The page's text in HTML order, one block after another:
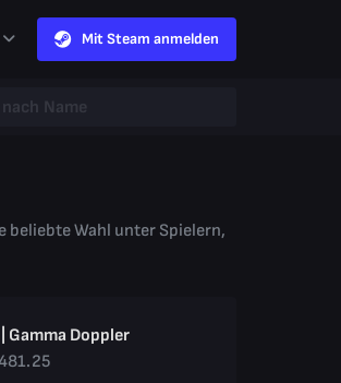
Mit Steam anmelden
beliebte Wahl unter Spielern,
Gamma Doppler